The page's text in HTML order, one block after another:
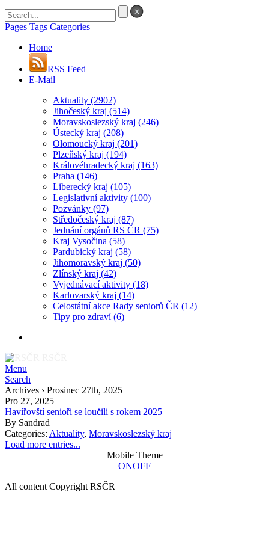
Pages Tags Categories
Home
RSS Feed
E-Mail
Aktuality (2902)
Jihočeský kraj (514)
Moravskoslezský kraj (246)
Ústecký kraj (208)
Olomoucký kraj (201)
Plzeňský kraj (194)
Královéhradecký kraj (163)
Praha (146)
Liberecký kraj (105)
Legislativní aktivity (100)
Pozvánky (97)
Středočeský kraj (87)
Jednání orgánů RS ČR (75)
Kraj Vysočina (58)
Pardubický kraj (58)
Jihomoravský kraj (50)
Zlínský kraj (42)
Vyjednávací aktivity (18)
Karlovarský kraj (14)
Celostátní akce Rady seniorů ČR (12)
Tipy pro zdraví(6)
Menu
Search
Archives › Prosinec 27th, 2025
Pro 27, 2025
Havířovští senioři se loučili s rokem 2025
By Sandrad
Categories: Aktuality, Moravskoslezský kraj
Load more entries...
Mobile Theme
ONOFF
All content Copyright RSČR